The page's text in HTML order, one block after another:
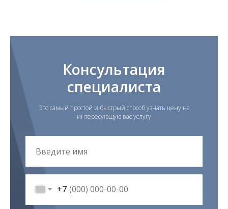
Консультация
специалиста
Это самый простой и быстрый способ узнать цену на
интересующую вас услугу
+7